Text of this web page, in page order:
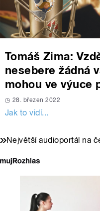
Tomáš Zima:
nesebere žádná
mohou ve výuce
28. březen 2022
Jak to vidí...
Největší audioportál na